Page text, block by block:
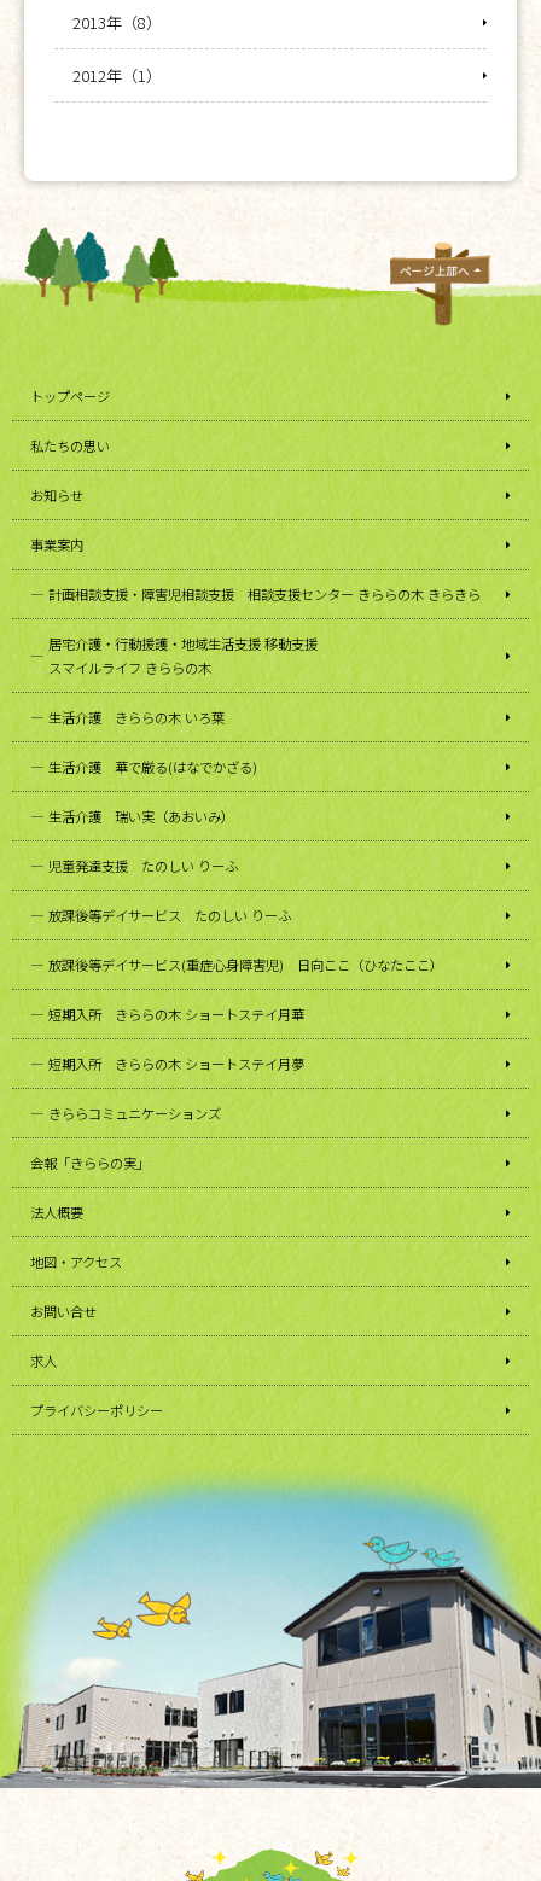
2013年（8）
2012年（1）
トップページ
私たちの思い
お知らせ
事業案内
計画相談支援・障害児相談支援 相談支援センター きららの木 きらきら
居宅介護・行動援護・地域生活支援 移動支援
スマイルライフ きららの木
生活介護 きららの木 いろ葉
生活介護 華で厳る(はなでかざる)
生活介護 瑞い実（あおいみ）
児童発達支援 たのしい りーふ
放課後等デイサービス たのしい りーふ
放課後等デイサービス(重症心身障害児) 日向ここ（ひなたここ）
短期入所 きららの木 ショートステイ月華
短期入所 きららの木 ショートステイ月夢
きららコミュニケーションズ
会報「きららの実」
法人概要
地図・アクセス
お問い合せ
求人
プライバシーポリシー